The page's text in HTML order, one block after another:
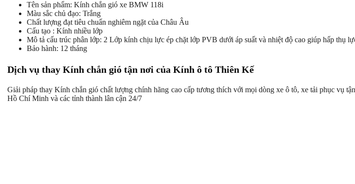
Tên sản phẩm: Kính chắn gió xe BMW 118i
Màu sắc chủ đạo: Trắng
Chất lượng đạt tiêu chuẩn nghiêm ngặt của Châu Âu
Cấu tạo : Kính nhiều lớp
Mô tả cấu trúc phân lớp: 2 Lớp kính chịu lực ép chặt lớp PVB dưới áp suất và nhiệt độ cao giúp hấp thụ
Bảo hành: 12 tháng
Dịch vụ thay Kính chắn gió tận nơi của Kính ô tô Thiên Kế
Giải pháp thay Kính chắn gió chất lượng chính hãng cao cấp tương thích với mọi dòng xe ô tô, xe tải phục vụ
Hồ Chí Minh và các tỉnh thành lân cận 24/7